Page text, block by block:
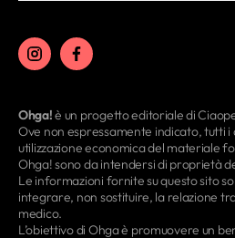
Ohga!è un progetto editoriale di
Ove non espressamente indicato, tutti
utilizzazione economica del materiale
Ohga! sono da intendersi di proprietà
Le informazioni fornite su questo sito
integrare, non sostituire, la relazione
medico.
L’obiettivo di Ohga è promuovere un